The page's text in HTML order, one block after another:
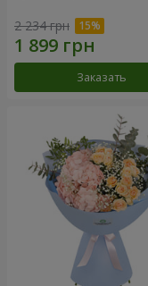
2 234 грн
Заказать